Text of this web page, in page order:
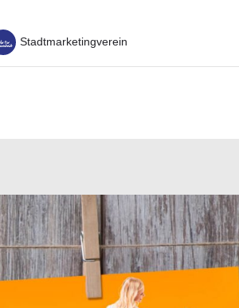
Stadtmarketingverein